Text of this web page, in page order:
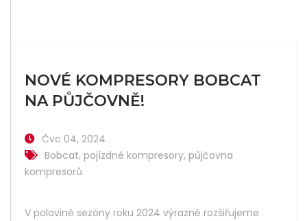
NOVÉ KOMPRESORY BOBCAT
NA PŮJČOVNĚ!
Čvc 04, 2024
Bobcat, pojízdné kompresory, půjčovna
kompresorů
V polovině sezóny roku 2024 výrazně rozšiřujeme